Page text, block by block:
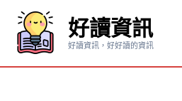
要
好讀資訊
好讀資訊，好好讀的資訊